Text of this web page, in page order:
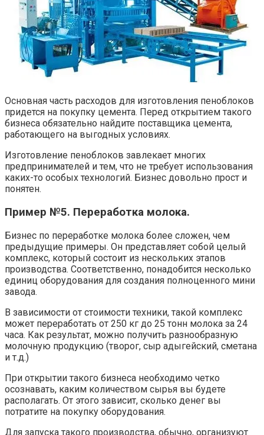
Основная часть расходов для изготовления пеноблоков
придется на покупку цемента. Перед открытием такого
бизнеса обязательно найдите поставщика цемента,
работающего на выгодных условиях.
Изготовление пеноблоков завлекает многих
предпринимателей и тем, что не требует использования
каких-то особых технологий. Бизнес довольно прост и
понятен.
Пример №5. Переработка молока.
Бизнес по переработке молока более сложен, чем
предыдущие примеры. Он представляет собой целый
комплекс, который состоит из нескольких этапов
производства. Соответственно, понадобится несколько
единиц оборудования для создания полноценного мини
завода.
В зависимости от стоимости техники, такой комплекс
может переработать от 250 кг до 25 тонн молока за 24
часа. Как результат, можно получить разнообразную
молочную продукцию (творог, сыр адыгейский, сметана
и т.д.)
При открытии такого бизнеса необходимо четко
осознавать, каким количеством сырья вы будете
располагать. От этого зависит, сколько денег вы
потратите на покупку оборудования.
Для запуска такого производства, обычно, организуют